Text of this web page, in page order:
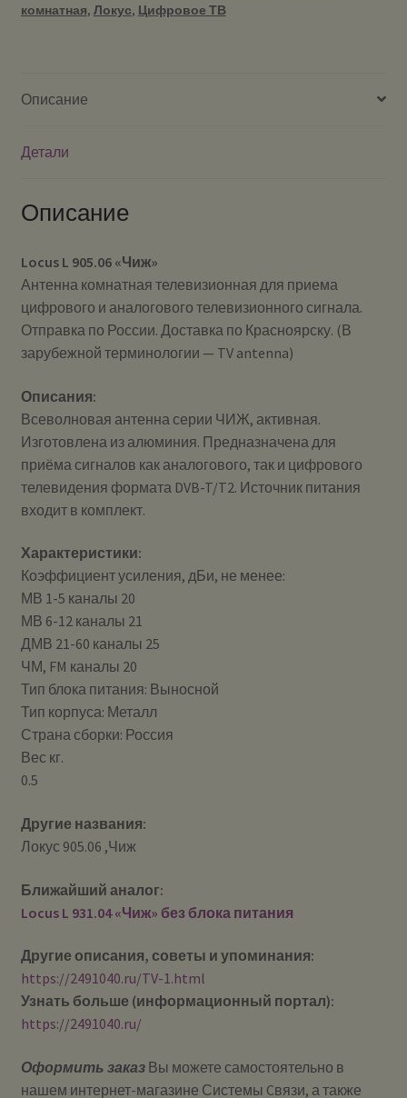
комнатная, Локус, Цифровое ТВ
Описание
Детали
Описание
Locus L 905.06 «Чиж»
Антенна комнатная телевизионная для приема
цифрового и аналогового телевизионного сигнала.
Отправка по России. Доставка по Красноярску. (В
зарубежной терминологии — TV antenna)
Описания:
Всеволновая антенна серии ЧИЖ, активная.
Изготовлена из алюминия. Предназначена для
приёма сигналов как аналогового, так и цифрового
телевидения формата DVB-T/T2. Источник питания
входит в комплект.
Характеристики:
Коэффициент усиления, дБи, не менее:
МВ 1-5 каналы 20
МВ 6-12 каналы 21
ДМВ 21-60 каналы 25
ЧМ, FM каналы 20
Тип блока питания: Выносной
Тип корпуса: Металл
Страна сборки: Россия
Вес кг.
0.5
Другие названия:
Локус 905.06 ,Чиж
Ближайший аналог:
Locus L 931.04 «Чиж» без блока питания
Другие описания, советы и упоминания:
https://2491040.ru/TV-1.html
Узнать больше (информационный портал):
https://2491040.ru/
Оформить заказВы можете самостоятельно в
нашем интернет-магазине Системы Cвязи, а также